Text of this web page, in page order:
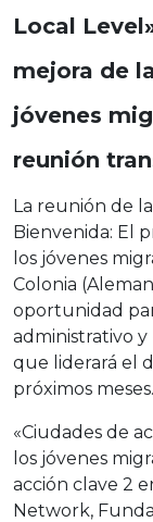
Local
mejora de
jóvenes
reunión
La reunión de
Bienvenida: El
los jóvenes
Colonia
oportunidad
administrativo
que liderará el
próximos meses.
«Ciudades de
los jóvenes
acción clave 2
Network,